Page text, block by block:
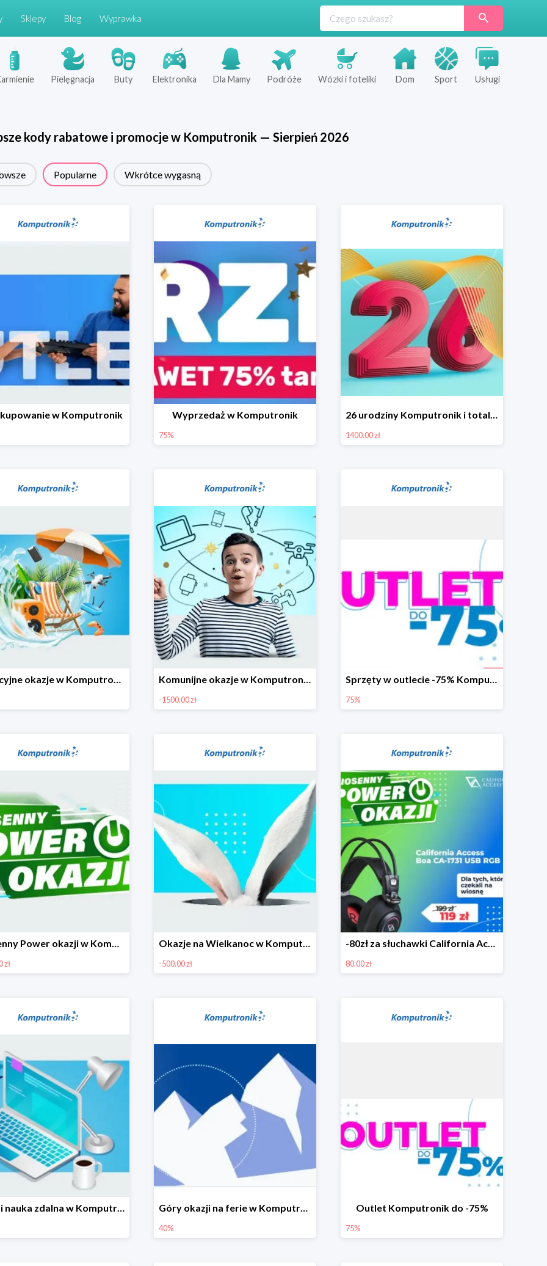
Sklepy Blog Wyprawka
Pielęgnacja Buty Elektronika Dla Mamy Podróże Wózki i foteliki Dom Sport Usługi
kody rabatowe i promocje w Komputronik — Sierpień 2026
Popularne Wkrótce wygasną
kupowanie w Komputronik Wyprzedaż w Komputronik
75%
26 urodziny Komputronik i totalna wyprzedaż!
1400.00 zł
Wakacyjne okazje w Komputronik do -80% Komunijne okazje w Komputronik do -1500 zł
-1500.00 zł
Sprzęty w outlecie -75% Komputronik.pl
75%
Wiosenny Power okazji w Komputronik - laptopy do 1300 zł
zł
Okazje na Wielkanoc w Komputronik do -500 zł
-500.00 zł
-80zł za słuchawki California Access Boa
80.00 zł
Praca i nauka zdalna w Komputronik do -850 zł Góry okazji na ferie w Komputronik do -40%
40%
Outlet Komputronik do -75%
75%